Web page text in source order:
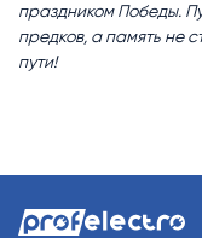
праздником Победы.
предков, а память не
пути!